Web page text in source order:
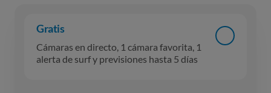
Gratis
Cámaras en directo, 1 cámara favorita, 1
alerta de surf y previsiones hasta 5 días